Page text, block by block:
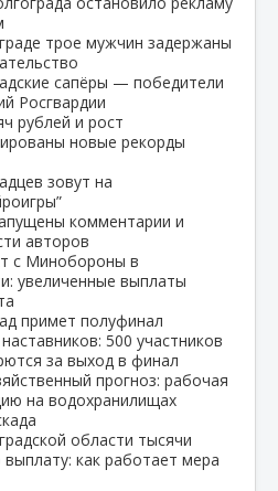
трое мужчин задержаны
сапёры — победители
Росгвардии
рублей и рост
новые рекорды
зовут на
комментарии и
авторов
с Минобороны в
увеличенные выплаты
примет полуфинал
500 участников
за выход в финал
прогноз: рабочая
на водохранилищах
области тысячи
как работает мера